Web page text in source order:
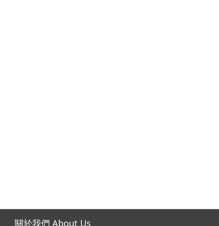
關於我們 About Us